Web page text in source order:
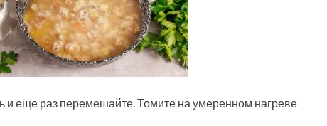
и еще раз перемешайте. Томите на умеренном нагреве